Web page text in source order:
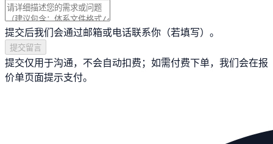
提交后我们会通过邮箱或电话联系你（若填写）。
提交留言
提交仅用于沟通，不会自动扣费；如需付费下单，我们会在报
价单页面提示支付。